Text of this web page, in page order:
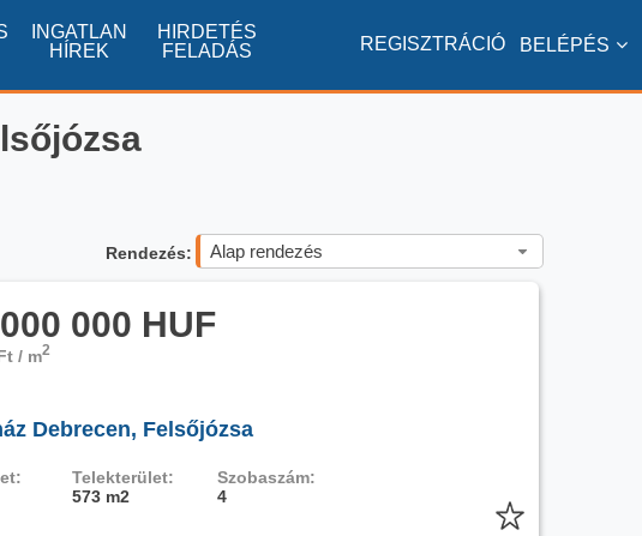
INGATLAN
HÍREK
HIRDETÉS
FELADÁS
BELÉPÉS
REGISZTRÁCIÓ
Rendezés: Alap rendezés
000 HUF
/ m2
Debrecen, Felsőjózsa
Telekterület:
573 m2
Szobaszám:
4